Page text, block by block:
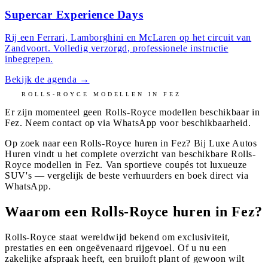
Supercar Experience Days
Rij een Ferrari, Lamborghini en McLaren op het circuit van
Zandvoort. Volledig verzorgd, professionele instructie
inbegrepen.
Bekijk de agenda →
ROLLS-ROYCE MODELLEN INFEZ
Er zijn momenteel geen Rolls-Royce modellen beschikbaar in
Fez. Neem contact op via WhatsApp voor beschikbaarheid.
Op zoek naar een Rolls-Royce huren in Fez? Bij Luxe Autos
Huren vindt u het complete overzicht van beschikbare Rolls-
Royce modellen in Fez. Van sportieve coupés tot luxueuze
SUV's — vergelijk de beste verhuurders en boek direct via
WhatsApp.
Waarom een Rolls-Royce huren in Fez?
Rolls-Royce staat wereldwijd bekend om exclusiviteit,
prestaties en een ongeëvenaard rijgevoel. Of u nu een
zakelijke afspraak heeft, een bruiloft plant of gewoon wilt